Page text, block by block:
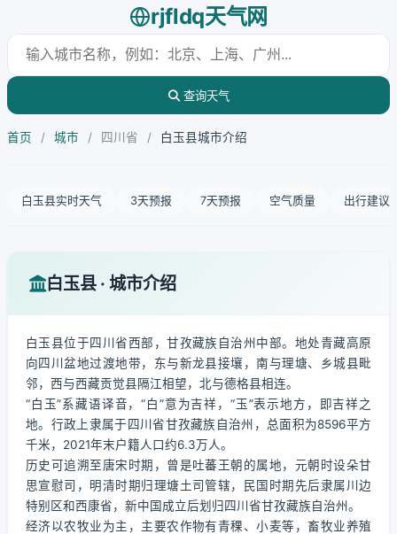
rjfldq天气网
查询天气
首页 / 城市 / 四川省 / 白玉县城市介绍
白玉县实时天气 3天预报 7天预报 空气质量 出行建议
白玉县 · 城市介绍
白玉县位于四川省西部，甘孜藏族自治州中部。地处青藏高原
向四川盆地过渡地带，东与新龙县接壤，南与理塘、乡城县毗
邻，西与西藏贡觉县隔江相望，北与德格县相连。
“白玉”系藏语译音，“白”意为吉祥，“玉”表示地方，即吉祥之
地。行政上隶属于四川省甘孜藏族自治州，总面积为8596平方
千米，2021年末户籍人口约6.3万人。
历史可追溯至唐宋时期，曾是吐蕃王朝的属地，元朝时设朵甘
思宣慰司，明清时期归理塘土司管辖，民国时期先后隶属川边
特别区和西康省，新中国成立后划归四川省甘孜藏族自治州。
经济以农牧业为主，主要农作物有青稞、小麦等，畜牧业养殖